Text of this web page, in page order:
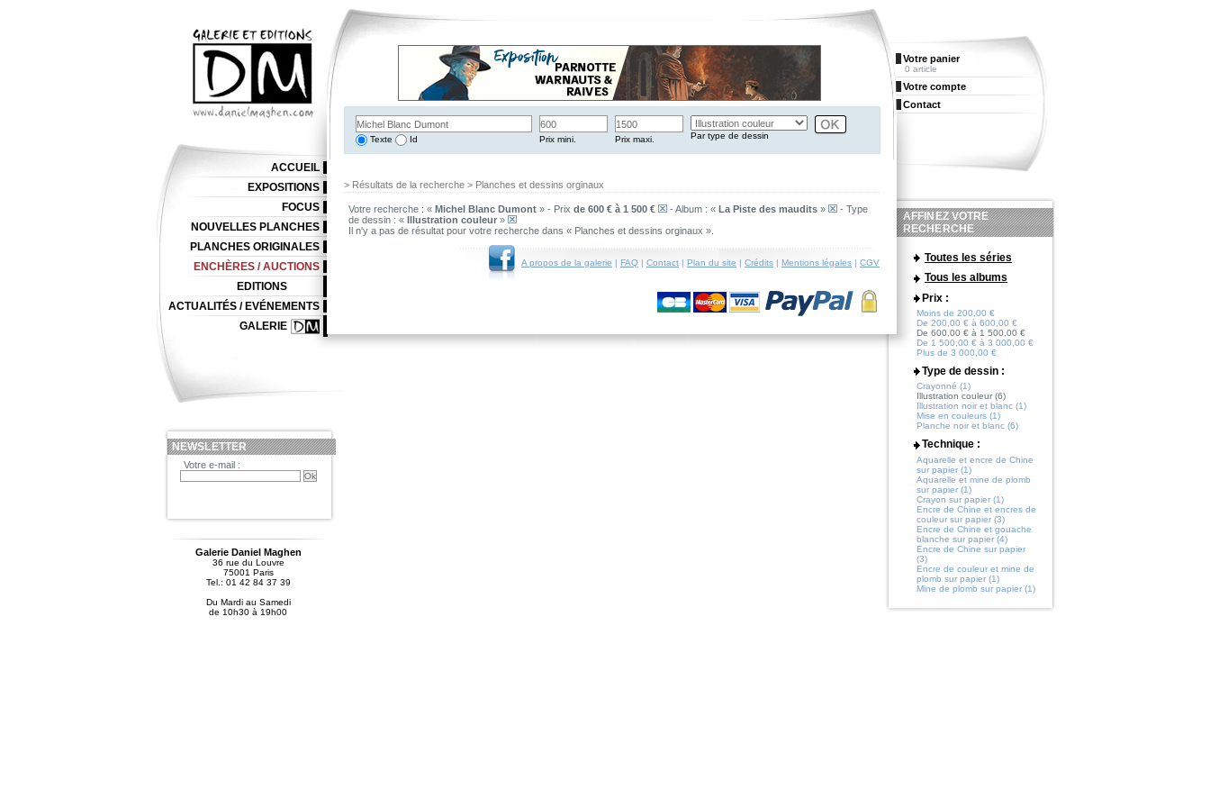
Texte Id Prix mini. Prix maxi. Par type de dessin
> Résultats de la recherche > Planches et dessins orginaux
Votre recherche : « Michel Blanc Dumont » - Prix de 600 € à 1 500 € - Album : « La Piste des maudits »
- Type
de dessin : « Illustration couleur »
Il n'y a pas de résultat pour votre recherche dans « Planches et dessins orginaux ».
A propos de la galerie | FAQ | Contact | Plan du site | Crédits | Mentions légales | CGV
ACCUEIL
EXPOSITIONS
FOCUS
NOUVELLES PLANCHES
PLANCHES ORIGINALES
ENCHÈRES / AUCTIONS
EDITIONS
ACTUALITÉS / EVÉNEMENTS
GALERIE
NEWSLETTER
Votre e-mail :
Galerie Daniel Maghen
36 rue du Louvre
75001 Paris
Tel.: 01 42 84 37 39
Du Mardi au Samedi
de 10h30 à 19h00
Votre panier
0 article
Votre compte
Contact
AFFINEZ VOTRE
RECHERCHE
Toutes les séries
Tous les albums
Prix :
Moins de 200,00 €
De 200,00 € à 600,00 €
De 600,00 € à 1 500,00 €
De 1 500,00 € à 3 000,00 €
Plus de 3 000,00 €
Type de dessin :
Crayonné (1)
Illustration couleur (6)
Illustration noir et blanc (1)
Mise en couleurs (1)
Planche noir et blanc (6)
Technique :
Aquarelle et encre de Chine
sur papier (1)
Aquarelle et mine de plomb
sur papier (1)
Crayon sur papier (1)
Encre de Chine et encres de
couleur sur papier (3)
Encre de Chine et gouache
blanche sur papier (4)
Encre de Chine sur papier
(3)
Encre de couleur et mine de
plomb sur papier (1)
Mine de plomb sur papier (1)